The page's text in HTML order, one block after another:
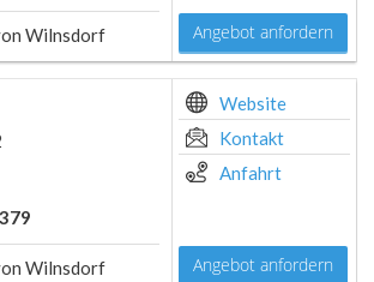
Wilnsdorf Angebot anfordern
Wilnsdorf
Website
Kontakt
Anfahrt
Angebot anfordern